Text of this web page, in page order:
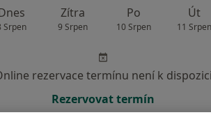
Srpen
Zítra
9 Srpen
Po
10 Srpen
Út
11 Srpen
rezervace termínu není k dispozici
Rezervovat termín